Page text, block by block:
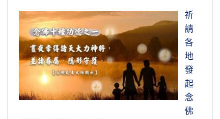
祈
請
各
地
發
起
念
佛